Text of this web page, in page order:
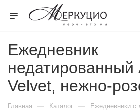
Ежедневник
недатированный
Velvet, нежно-
Главная — Каталог — Ежедневники c